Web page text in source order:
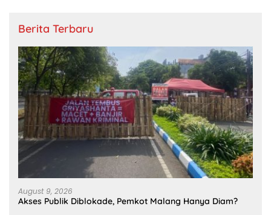
Berita Terbaru
August 9, 2026
Akses Publik Diblokade, Pemkot Malang Hanya Diam?